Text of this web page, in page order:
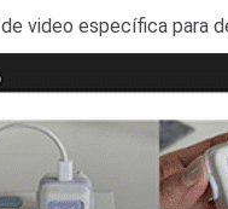
video específica para